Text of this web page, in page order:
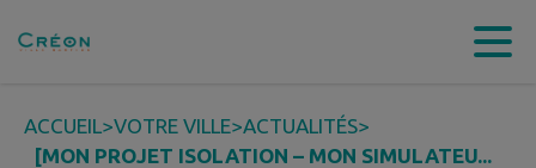
Contenu
ACCUEIL>VOTRE VILLE>ACTUALITÉS>
[MON PROJET ISOLATION – MON SIMULATEU...